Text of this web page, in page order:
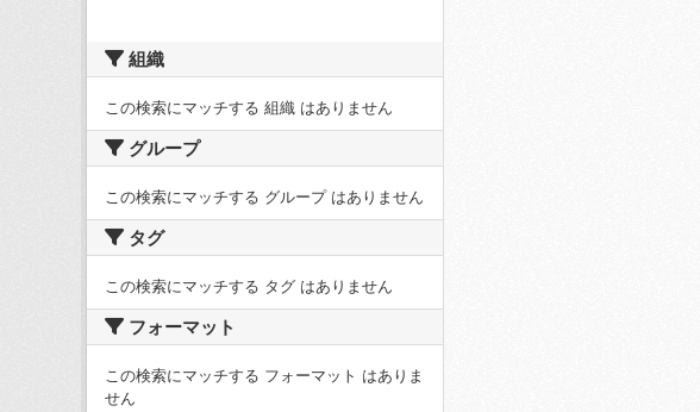
組織
この検索にマッチする 組織 はありません
グループ
この検索にマッチする グループ はありません
タグ
この検索にマッチする タグ はありません
フォーマット
この検索にマッチする フォーマット はありま
せん